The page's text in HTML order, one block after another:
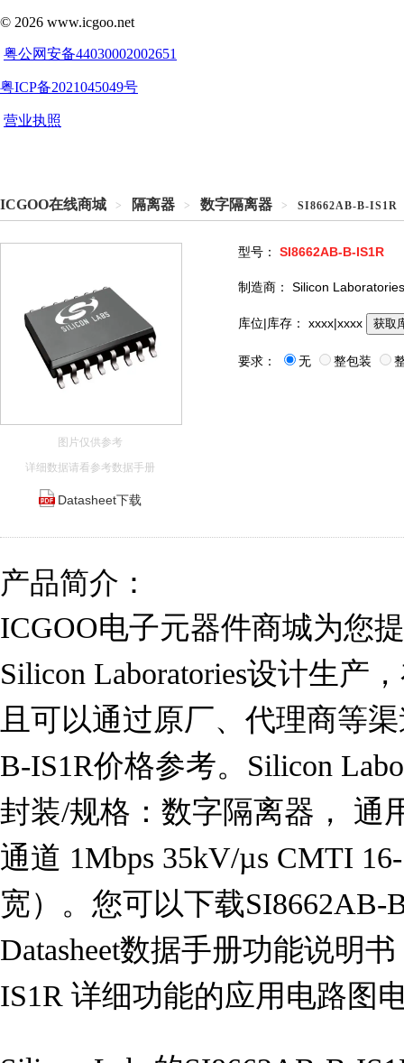
ICGOO在线商城 > 隔离器 > 数字隔离器 > SI8662AB-B-IS1R
图片仅供参考
详细数据请看参考数据手册
Datasheet下载
型号： SI8662AB-B-IS1R
制造商： Silicon Laboratories
库位|库存： xxxx|xxxx 获取
要求： 无 整包装
产品简介：
ICGOO电子元器件商城为您
Silicon Laboratories设计生产
且可以通过原厂、代理商等
B-IS1R价格参考。Silicon
封装/规格：数字隔离器， 通
通道 1Mbps 35kV/µs CMTI
宽）。您可以下载SI8662AB-
Datasheet数据手册功能说明
IS1R 详细功能的应用电路图